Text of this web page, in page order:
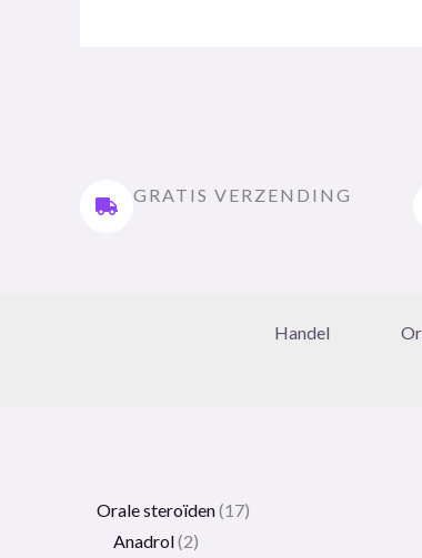
GRATIS VERZENDING
Handel
Orale steroïden 17
Anadrol 2